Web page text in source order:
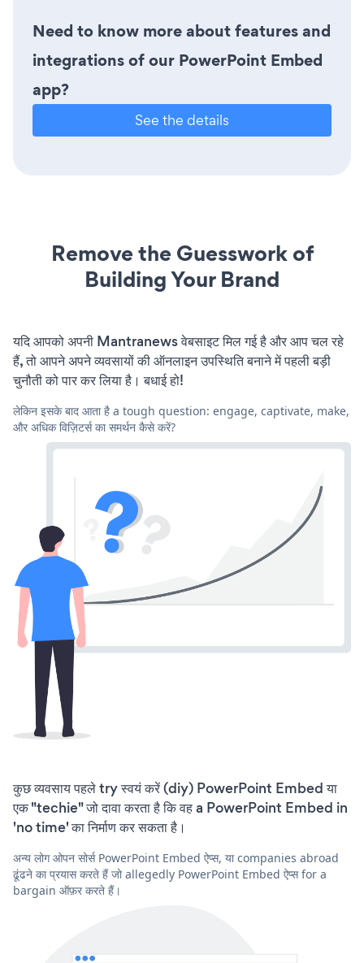
Need to know more about features and
integrations of our PowerPoint Embed
app?
See the details
Remove the Guesswork of
Building Your Brand
यदि आपको अपनी Mantranews वेबसाइट मिल गई है और आप चल रहे
हैं, तो आपने अपने व्यवसायों की ऑनलाइन उपस्थिति बनाने में पहली बड़ी
चुनौती को पार कर लिया है। बधाई हो!
लेकिन इसके बाद आता है a tough question: engage, captivate, make,
और अधिक विज़िटर्स का समर्थन कैसे करें?
कुछ व्यवसाय पहले try स्वयं करें (diy) PowerPoint Embed या
एक "techie" जो दावा करता है कि वह a PowerPoint Embed in
'no time' का निर्माण कर सकता है।
अन्य लोग ओपन सोर्स PowerPoint Embed ऐप्स, या companies abroad
ढूंढने का प्रयास करते हैं जो allegedly PowerPoint Embed ऐप्स for a
bargain ऑफ़र करते हैं।